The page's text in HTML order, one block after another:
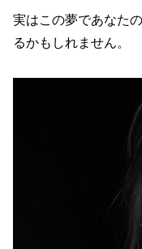
実はこの夢であなた
るかもしれません。